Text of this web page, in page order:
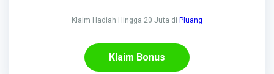
Klaim Hadiah Hingga 20 Juta di Pluang
Klaim Bonus